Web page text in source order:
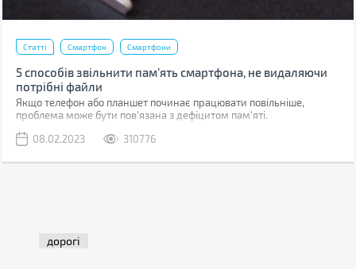
Статті Смартфон Смартфони
5 способів звільнити пам’ять смартфона, не видаляючи
потрібні файли
Якщо телефон або планшет починає працювати повільніше,
проблема може бути пов'язана з дефіцитом пам'яті.
08.02.2023
310776
дорогі